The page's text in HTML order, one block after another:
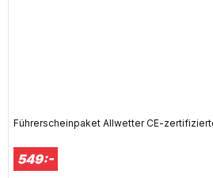
Führerscheinpaket Allwetter CE-
549:-